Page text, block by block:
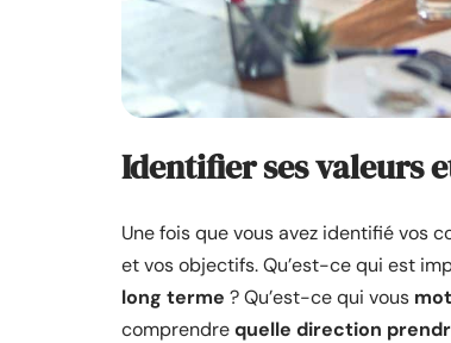
Identifier ses valeurs
Une fois que vous avez identifié vos
et vos objectifs. Qu’est-ce qui est
long terme ? Qu’est-ce qui vous
comprendrequelle direction